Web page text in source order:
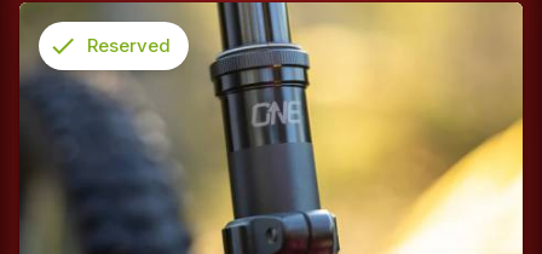
check
info
Reserved